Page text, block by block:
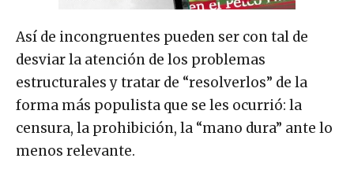
Así de incongruentes pueden ser con tal de
desviar la atención de los problemas
estructurales y tratar de “resolverlos” de la
forma más populista que se les ocurrió: la
censura, la prohibición, la “mano dura” ante lo
menos relevante.